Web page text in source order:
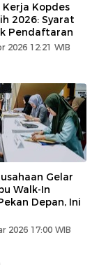
Kopdes
2026: Syarat
Pendaftaran
2026 12:21 WIB
Gelar
Walk-In
Depan, Ini
2026 17:00 WIB